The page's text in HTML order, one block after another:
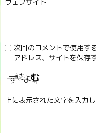
次回のコメントで使用す
アドレス、サイトを保存
上に表示された文字を入力